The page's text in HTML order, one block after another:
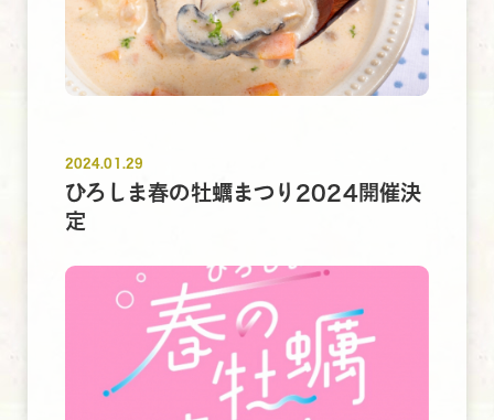
2024.01.29
ひろしま春の牡蠣まつり2024開催決
定